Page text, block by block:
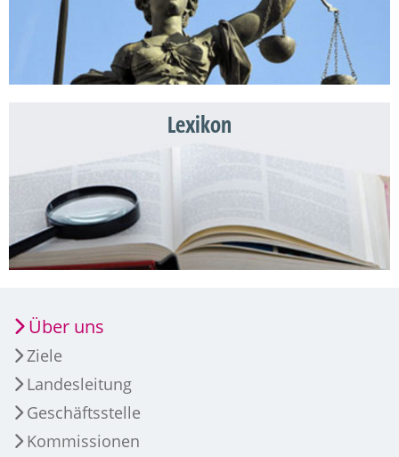
Lexikon
Über uns
Ziele
Landesleitung
Geschäftsstelle
Kommissionen